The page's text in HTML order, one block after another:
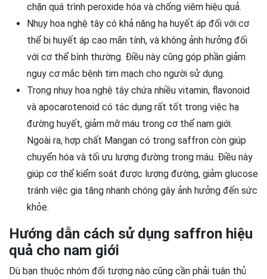
chặn quá trình peroxide hóa và chống viêm hiệu quả.
Nhụy hoa nghệ tây có khả năng hạ huyết áp đối với cơ
thể bị huyết áp cao mãn tính, và không ảnh hưởng đối
với cơ thể bình thường. Điều này cũng góp phần giảm
nguy cơ mắc bệnh tim mạch cho người sử dụng.
Trong nhụy hoa nghệ tây chứa nhiều vitamin, flavonoid
và apocarotenoid có tác dụng rất tốt trong việc hạ
đường huyết, giảm mỡ máu trong cơ thể nam giới.
Ngoài ra, hợp chất Mangan có trong saffron còn giúp
chuyển hóa và tối ưu lượng đường trong máu. Điều này
giúp cơ thể kiểm soát được lượng đường, giảm glucose
tránh việc gia tăng nhanh chóng gây ảnh hưởng đến sức
khỏe.
Hướng dẫn cách sử dụng saffron hiệu
quả cho nam giới
Dù bạn thuộc nhóm đối tượng nào cũng cần phải tuân thủ